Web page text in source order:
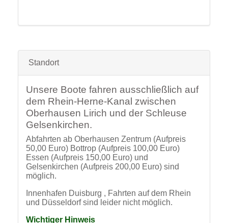
Standort
Unsere Boote fahren ausschließlich auf
dem Rhein-Herne-Kanal zwischen
Oberhausen Lirich und der Schleuse
Gelsenkirchen.
Abfahrten ab Oberhausen Zentrum (Aufpreis
50,00 Euro) Bottrop (Aufpreis 100,00 Euro)
Essen (Aufpreis 150,00 Euro) und
Gelsenkirchen (Aufpreis 200,00 Euro) sind
möglich.
Innenhafen Duisburg , Fahrten auf dem Rhein
und Düsseldorf sind leider nicht möglich.
Wichtiger Hinweis